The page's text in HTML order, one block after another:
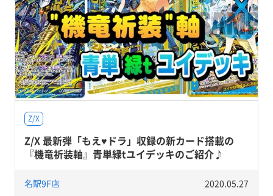
Z/X
Z/X 最新弾「もえ♥ドラ」収録の新カード搭載の
『機竜祈装軸』青単緑tユイデッキのご紹介♪
名駅9F店 2020.05.27